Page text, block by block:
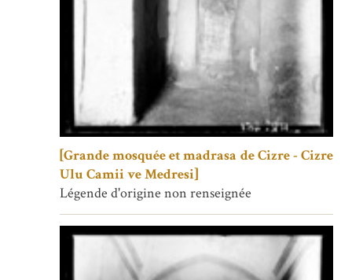
[Grande mosquée et madrasa de Cizre - Cizre
Ulu Camii ve Medresi]
Légende d'origine non renseignée